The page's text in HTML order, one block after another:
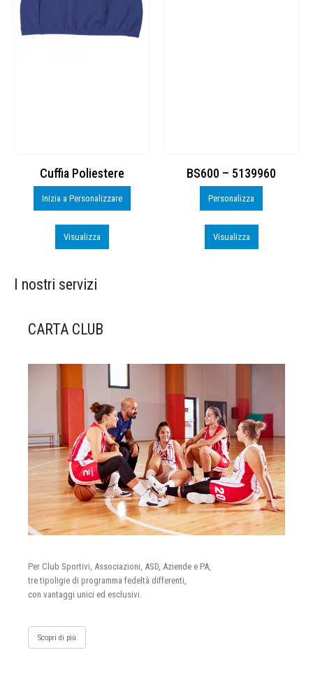
Cuffia Poliestere
Inizia a Personalizzare
Visualizza
BS600 – 5139960
Personalizza
Visualizza
I nostri servizi
CARTA CLUB
Per Club Sportivi, Associazioni, ASD, Aziende e PA,
tre tipoligie di programma fedeltà differenti,
con vantaggi unici ed esclusivi.
Scopri di più